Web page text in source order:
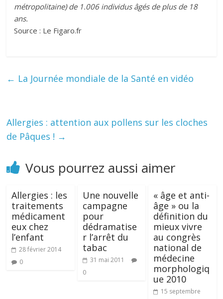
métropolitaine) de 1.006 individus âgés de plus de 18
ans.
Source : Le Figaro.fr
← La Journée mondiale de la Santé en vidéo
Allergies : attention aux pollens sur les cloches
de Pâques ! →
Vous pourrez aussi aimer
Allergies : les
traitements
médicament
eux chez
l’enfant
28 février 2014
0
Une nouvelle
campagne
pour
dédramatise
r l’arrêt du
tabac
31 mai 2011
0
« âge et anti-
âge » ou la
définition du
mieux vivre
au congrès
national de
médecine
morphologiq
ue 2010
15 septembre